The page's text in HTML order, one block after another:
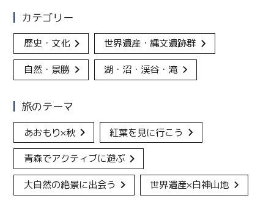
カテゴリー
歴史・文化 世界遺産・縄文遺跡群
自然・景勝 湖・沼・渓谷・滝
旅のテーマ
あおもり×秋 紅葉を見に行こう
青森でアクティブに遊ぶ
大自然の絶景に出会う 世界遺産×白神山地